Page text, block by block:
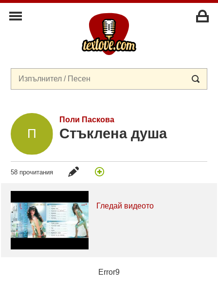
Поли Паскова
Стъклена душа
58 прочитания
Гледай видеото
Error9